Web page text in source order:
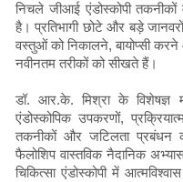
निचले जीआई एंडोस्कोपी तकनीकों
है। प्रतिभागी छोटे और बड़े
वस्तुओं को निकालने, बायोप्सी
नवीनतम तरीकों को सीखते हैं।
डॉ. आर.के. मिश्रा के विशेषज्ञ
एंडोस्कोपिक उपकरणों,
तकनीकों और जटिलता प्रबंधन
फैलोशिप वास्तविक नैदानिक
चिकित्सा एंडोस्कोपी में